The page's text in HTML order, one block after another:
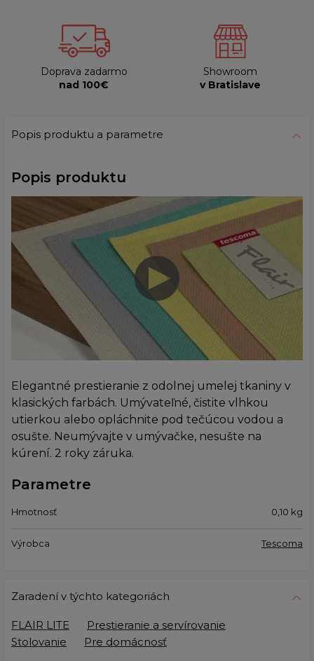
Doprava zadarmo
nad 100€
Showroom
v Bratislave
Popis produktu a parametre
Popis produktu
Elegantné prestieranie z odolnej umelej tkaniny v
klasických farbách. Umývateľné, čistite vlhkou
utierkou alebo opláchnite pod tečúcou vodou a
osušte. Neumývajte v umývačke, nesušte na
kúrení. 2 roky záruka.
Parametre
Hmotnosť 0,10 kg
Výrobca Tescoma
Zaradení v týchto kategoriách
FLAIR LITE
Prestieranie a servírovanie
Stolovanie
Pre domácnosť